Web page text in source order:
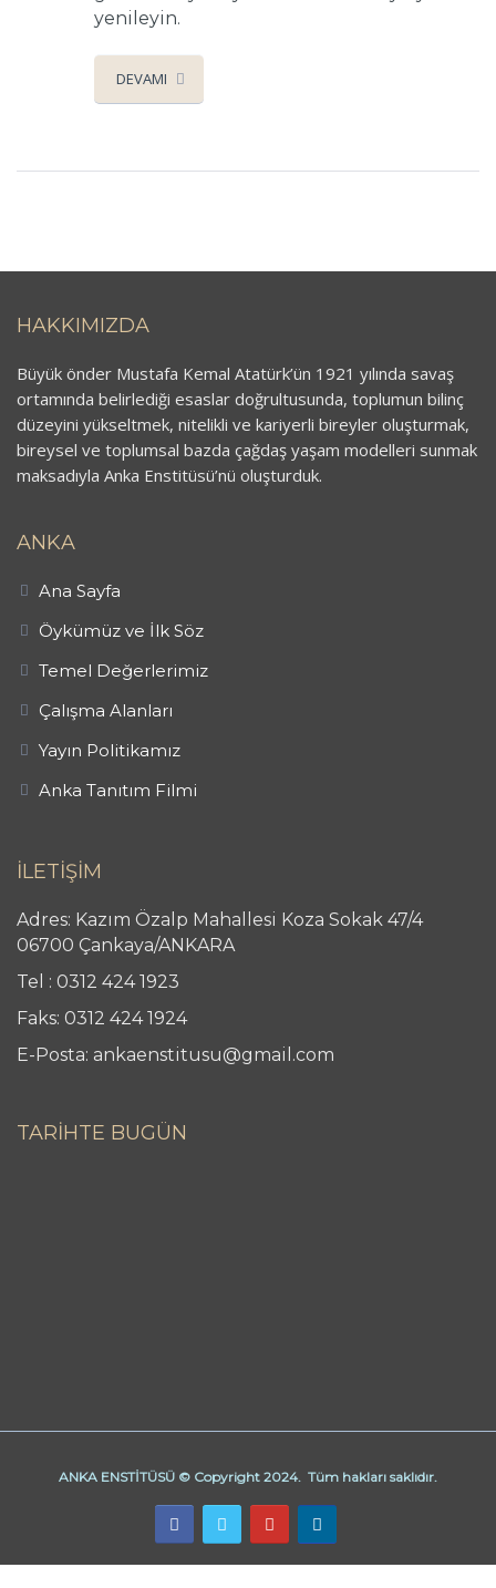
yenileyin.
DEVAMI
HAKKIMIZDA
Büyük önder Mustafa Kemal Atatürk’ün 1921 yılında savaş
ortamında belirlediği esaslar doğrultusunda, toplumun bilinç
düzeyini yükseltmek, nitelikli ve kariyerli bireyler oluşturmak,
bireysel ve toplumsal bazda çağdaş yaşam modelleri sunmak
maksadıyla Anka Enstitüsü’nü oluşturduk.
ANKA
Ana Sayfa
Öykümüz ve İlk Söz
Temel Değerlerimiz
Çalışma Alanları
Yayın Politikamız
Anka Tanıtım Filmi
İLETİŞİM
Adres: Kazım Özalp Mahallesi Koza Sokak 47/4
06700 Çankaya/ANKARA
Tel : 0312 424 1923
Faks: 0312 424 1924
E-Posta: ankaenstitusu@gmail.com
TARİHTE BUGÜN
ANKA ENSTİTÜSÜ © Copyright 2024. Tüm hakları saklıdır.